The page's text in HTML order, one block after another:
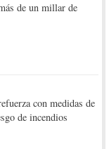
de un millar de
con medidas de
de incendios